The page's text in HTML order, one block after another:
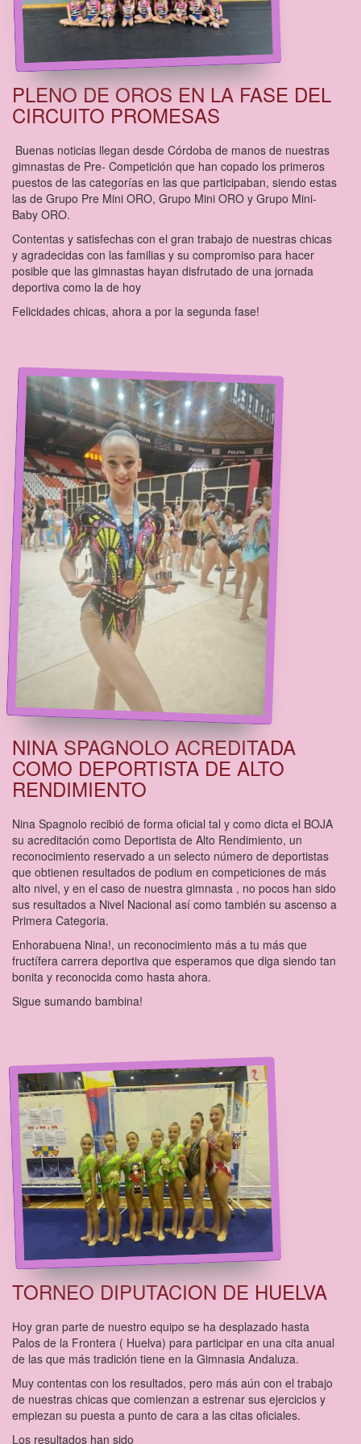
PLENO DE OROS EN LA FASE DEL
CIRCUITO PROMESAS
Buenas noticias llegan desde Córdoba de manos de nuestras
gimnastas de Pre- Competición que han copado los primeros
puestos de las categorías en las que participaban, siendo estas
las de Grupo Pre Mini ORO, Grupo Mini ORO y Grupo Mini-
Baby ORO.
Contentas y satisfechas con el gran trabajo de nuestras chicas
y agradecidas con las familias y su compromiso para hacer
posible que las gimnastas hayan disfrutado de una jornada
deportiva como la de hoy
Felicidades chicas, ahora a por la segunda fase!
NINA SPAGNOLO ACREDITADA
COMO DEPORTISTA DE ALTO
RENDIMIENTO
Nina Spagnolo recibió de forma oficial tal y como dicta el BOJA
su acreditación como Deportista de Alto Rendimiento, un
reconocimiento reservado a un selecto número de deportistas
que obtienen resultados de podium en competiciones de más
alto nivel, y en el caso de nuestra gimnasta , no pocos han sido
sus resultados a Nivel Nacional así como también su ascenso a
Primera Categoria.
Enhorabuena Nina!, un reconocimiento más a tu más que
fructífera carrera deportiva que esperamos que diga siendo tan
bonita y reconocida como hasta ahora.
Sigue sumando bambina!
TORNEO DIPUTACION DE HUELVA
Hoy gran parte de nuestro equipo se ha desplazado hasta
Palos de la Frontera ( Huelva) para participar en una cita anual
de las que más tradición tiene en la Gimnasia Andaluza.
Muy contentas con los resultados, pero más aún con el trabajo
de nuestras chicas que comienzan a estrenar sus ejercicios y
empiezan su puesta a punto de cara a las citas oficiales.
Los resultados han sido